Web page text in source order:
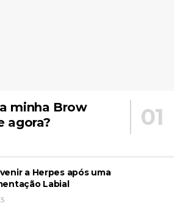
minha Brow
agora?
a Herpes após uma
Labial